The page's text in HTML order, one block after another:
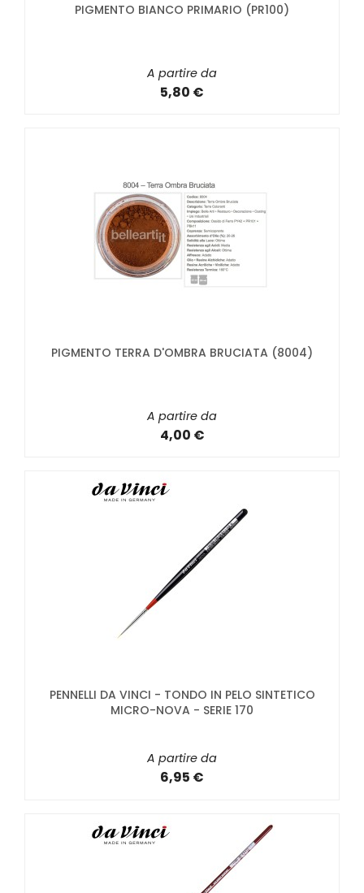
PIGMENTO BIANCO PRIMARIO (PR100)
A partire da
5,80 €
PIGMENTO TERRA D'OMBRA BRUCIATA (8004)
A partire da
4,00 €
PENNELLI DA VINCI - TONDO IN PELO SINTETICO
MICRO-NOVA - SERIE 170
A partire da
6,95 €